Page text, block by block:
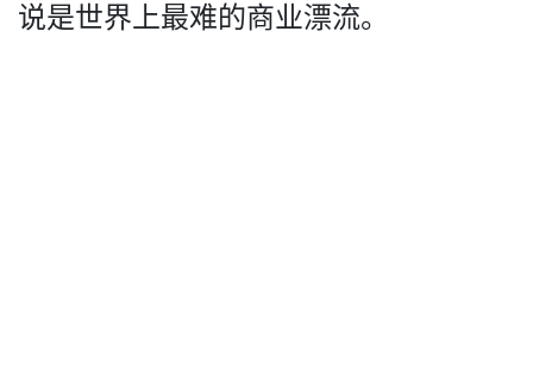
说是世界上最难的商业漂流。